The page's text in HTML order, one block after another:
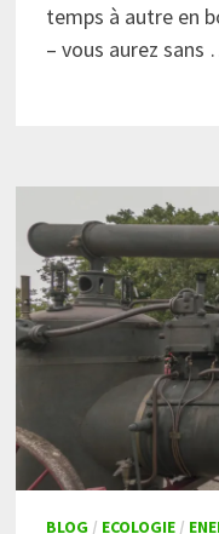
temps à autre en
– vous aurez sans
BLOG / ECOLOGIE /